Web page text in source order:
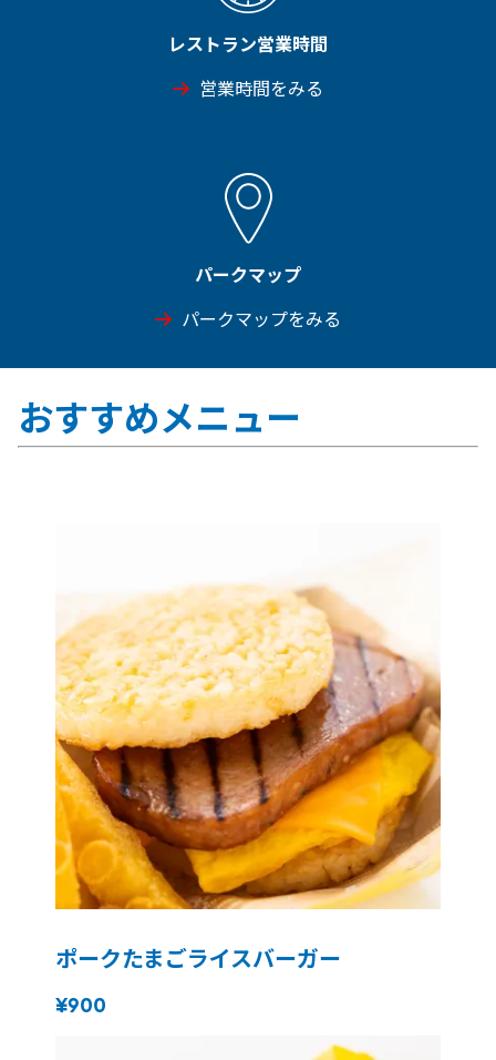
レストラン営業時間
営業時間をみる
パークマップ
パークマップをみる
おすすめメニュー
ポークたまごライスバーガー
¥900